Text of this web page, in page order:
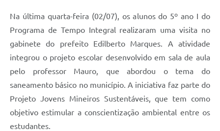
Na última quarta-feira (02/07), os alunos do 5º ano I do
Programa de Tempo Integral realizaram uma visita no
gabinete do prefeito Edilberto Marques. A atividade
integrou o projeto escolar desenvolvido em sala de aula
pelo professor Mauro, que abordou o tema do
saneamento básico no município. A iniciativa faz parte do
Projeto Jovens Mineiros Sustentáveis, que tem como
objetivo estimular a conscientização ambiental entre os
estudantes.